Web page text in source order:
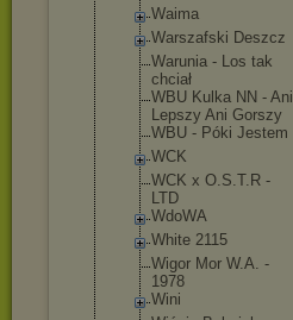
Waima
Warszafski Deszcz
Warunia - Los tak
chciał
WBU Kulka NN - Ani
Lepszy Ani Gorszy
WBU - Póki Jestem
WCK
WCK x O.S.T.R -
LTD
WdoWA
White 2115
Wigor Mor W.A. -
1978
Wini